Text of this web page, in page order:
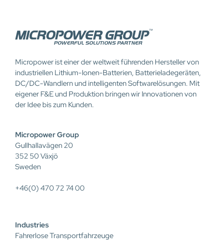
Micropower ist einer der weltweit führenden Hersteller von
industriellen Lithium-Ionen-Batterien, Batterieladegeräten,
DC/DC-Wandlern und intelligenten Softwarelösungen. Mit
eigener F&E und Produktion bringen wir Innovationen von
der Idee bis zum Kunden.
Micropower Group
Gullhallavägen 20
352 50 Växjö
Sweden
+46(0) 470 72 74 00
Industries
Fahrerlose Transportfahrzeuge